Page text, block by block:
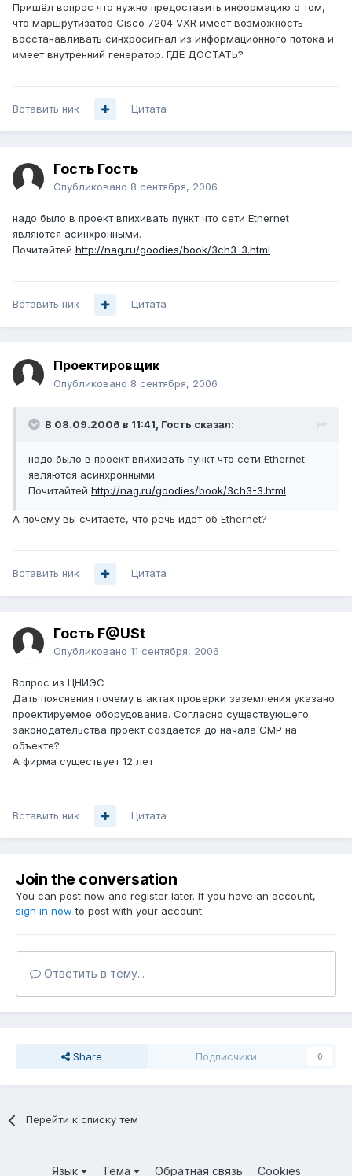
Пришёл вопрос что нужно предоставить информацию о том,
что маршрутизатор Cisco 7204 VXR имеет возможность
восстанавливать синхросигнал из информационного потока и
имеет внутренний генератор. ГДЕ ДОСТАТЬ?
Вставить ник Цитата
Гость Гость
Опубликовано 8 сентября, 2006
надо было в проект впихивать пункт что сети Ethernet
являются асинхронными.
Почитайтей http://nag.ru/goodies/book/3ch3-3.html
Вставить ник Цитата
Проектировщик
Опубликовано 8 сентября, 2006
В 08.09.2006 в 11:41, Гость сказал:
надо было в проект впихивать пункт что сети Ethernet
являются асинхронными.
Почитайтей http://nag.ru/goodies/book/3ch3-3.html
А почему вы считаете, что речь идет об Ethernet?
Вставить ник Цитата
Гость F@USt
Опубликовано 11 сентября, 2006
Вопрос из ЦНИЭС
Дать пояснения почему в актах проверки заземления указано
проектируемое оборудование. Согласно существующего
законодательства проект создается до начала СМР на
объекте?
А фирма существует 12 лет
Вставить ник Цитата
Join the conversation
You can post now and register later. If you have an account,
sign in now to post with your account.
Ответить в тему...
Share Подписчики 0
Перейти к списку тем
Язык Тема Обратная связь Cookies